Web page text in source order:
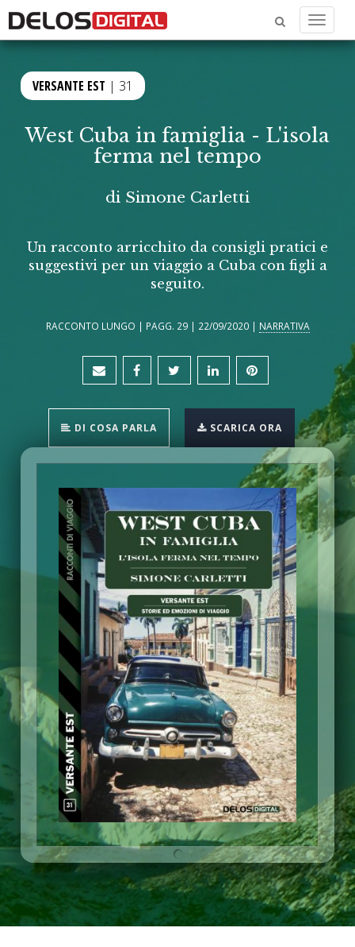
Menu
VERSANTE EST | 31
West Cuba in famiglia - L'isola
ferma nel tempo
di Simone Carletti
Un racconto arricchito da consigli pratici e
suggestivi per un viaggio a Cuba con figli a
seguito.
RACCONTO LUNGO | PAGG. 29 | 22/09/2020 | NARRATIVA
DI COSA PARLA SCARICA ORA